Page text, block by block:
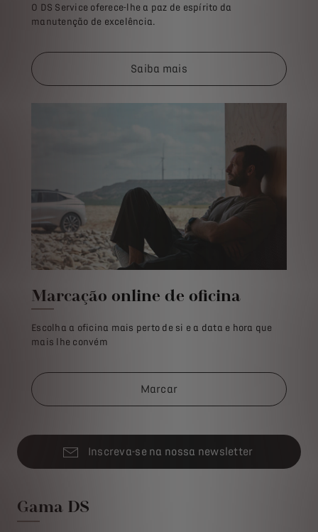
O DS Service oferece-lhe a paz de espírito da
manutenção de excelência.
Saiba mais
Marcação online de oficina
Escolha a oficina mais perto de si e a data e hora que
mais lhe convém​
Marcar
Inscreva-se na nossa newsletter
Gama DS